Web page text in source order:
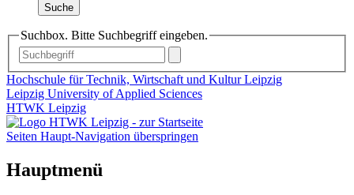
Suche
Suchbox. Bitte Suchbegriff eingeben.
Hochschule für Technik, Wirtschaft und Kultur Leipzig
Leipzig University of Applied Sciences
HTWK Leipzig
Seiten Haupt-Navigation überspringen
Hauptmenü